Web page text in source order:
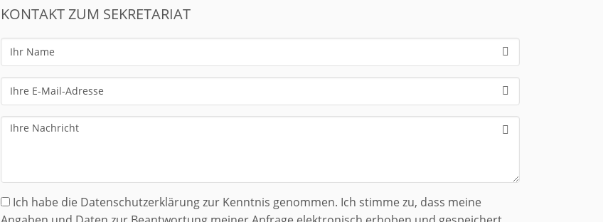
KONTAKT ZUM SEKRETARIAT
Ihr
Name
Ihre
E-
Mail-
Ihre
Ich habe die Datenschutzerklärung zur Kenntnis genommen. Ich stimme zu, dass meine